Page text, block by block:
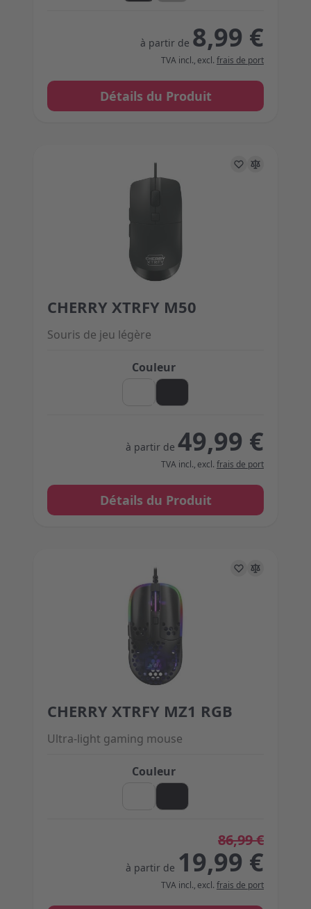
à partir de 8,99 €
TVA incl., excl. frais de port
Détails du Produit
Couleur
Souris de jeu légère
The price depends on the options chosen on the
CHERRY XTRFY M50
à partir de 49,99 €
TVA incl., excl. frais de port
Détails du Produit
Couleur
Ultra-light gaming mouse
The price depends on the options chosen on the
CHERRY XTRFY MZ1 RGB
86,99 €
à partir de 19,99 €
TVA incl., excl. frais de port